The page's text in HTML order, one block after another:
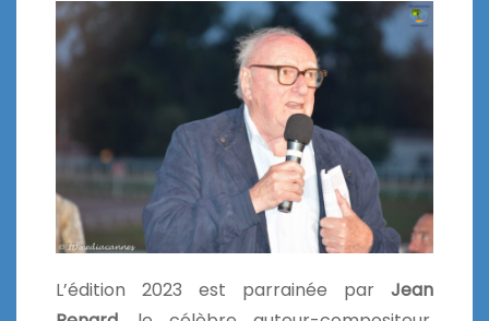
L’édition 2023 est parrainée par Jean